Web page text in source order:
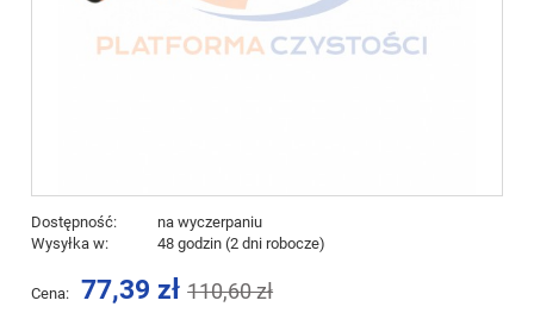
Dostępność:
na wyczerpaniu
Wysyłka w:
48 godzin (2 dni robocze)
Cena: 77,39 zł 110,60 zł